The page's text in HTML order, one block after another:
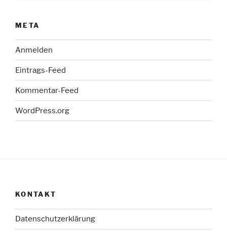
META
Anmelden
Eintrags-Feed
Kommentar-Feed
WordPress.org
KONTAKT
Datenschutzerklärung